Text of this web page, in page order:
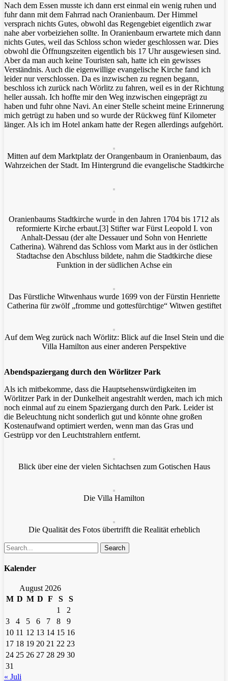
Nach dem Essen musste ich dann erst einmal ein wenig ruhen und
fuhr dann mit dem Fahrrad nach Oranienbaum. Der Himmel
versprach nichts Gutes, obwohl das Regengebiet eigentlich zwar
nahe aber vorbeiziehen sollte. In Oranienbaum erwartete mich dann
nichts Gutes, weil das Schloss schon wieder geschlossen war. Dies
obwohl die Öffnungszeiten eigentlich bis 17 Uhr ausgewiesen sind.
Aber da man auch keine Touristen sah, hatte ich ein gewisses
Verständnis. Auch die eigenwillige evangelische Kirche fand ich
leider nur verschlossen. Da es inzwischen zu regnen begann,
beschloss ich zurück nach Wörlitz zu fahren, weil es in der Richtung
heller aussah. Ich hoffte mir den Weg inzwischen eingeprägt zu
haben und fuhr ohne Navi. An einer Stelle scheint meine Erinnerung
mich getrügt zu haben und so wurde der Rückweg fünf Kilometer
länger. Als ich im Hotel ankam hatte der Regen allerdings aufgehört.
Mitten auf dem Marktplatz der Orangenbaum in Oranienbaum, das
Wahrzeichen der Stadt. Im Hintergrund die evangelische Stadtkirche
Oranienbaums Stadtkirche wurde in den Jahren 1704 bis 1712 als
reformierte Kirche erbaut.[3] Stifter war Fürst Leopold I. von
Anhalt-Dessau (der alte Dessauer und Sohn von Henriette
Catherina). Während das Schloss vom Markt aus in der östlichen
Stadtachse den Abschluss bildete, nahm die Stadtkirche diese
Funktion in der südlichen Achse ein
Das Fürstliche Witwenhaus wurde 1699 von der Fürstin Henriette
Catherina für zwölf „fromme und gottesfürchtige“ Witwen gestiftet
Auf dem Weg zurück nach Wörlitz: Blick auf die Insel Stein und die
Villa Hamilton aus einer anderen Perspektive
Abendspaziergang durch den Wörlitzer Park
Als ich mitbekomme, dass die Hauptsehenswürdigkeiten im
Wörlitzer Park in der Dunkelheit angestrahlt werden, mach ich mich
noch einmal auf zu einem Spaziergang durch den Park. Leider ist
die Beleuchtung nicht sonderlich gut und könnte ohne großen
Kostenaufwand optimiert werden, wenn man das Gras und
Gestrüpp vor den Leuchtstrahlern entfernt.
Blick über eine der vielen Sichtachsen zum Gotischen Haus
Die Villa Hamilton
Die Qualität des Fotos übertrifft die Realität erheblich
Search
Kalender
August 2026
M D M D F S
S
1
2
3
4 5 6 7 8
9
10 11 12 13 14 15 16
17 18 19 20 21 22 23
24 25 26 27 28 29 30
31
« Juli